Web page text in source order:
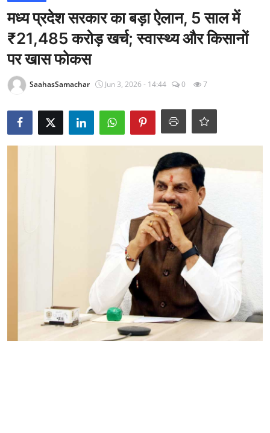
अंतराष्ट्रीय
राजनीति
खेल
Epaper
धर्म
मध्य प्रदेश सरकार का बड़ा ऐलान, 5 साल में
₹21,485 करोड़ खर्च; स्वास्थ्य और किसानों
पर खास फोकस
SaahasSamachar Jun 3, 2026 - 14:44 0 7